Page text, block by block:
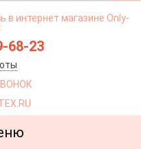
68-23